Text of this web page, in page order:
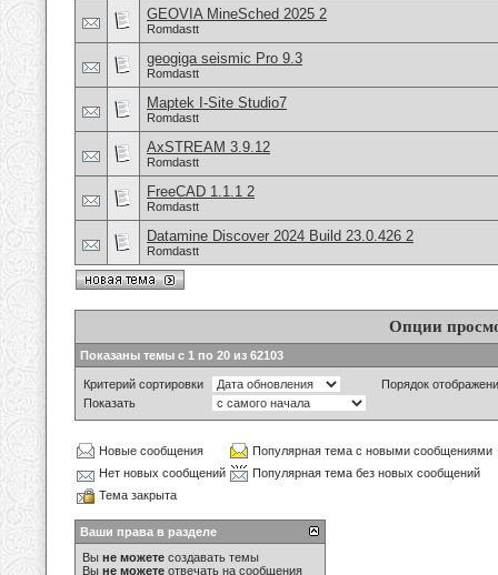
GEOVIA MineSched 2025 2
Romdastt
geogiga seismic Pro 9.3
Romdastt
Maptek I-Site Studio7
Romdastt
AxSTREAM 3.9.12
Romdastt
FreeCAD 1.1.1 2
Romdastt
Datamine Discover 2024 Build 23.0.426 2
Romdastt
Опции
Показаны темы с 1 по 20 из 62103
Критерий сортировки
Порядок
Показать
Новые сообщения
Популярная тема с новыми сообщениями
Нет новых сообщений
Популярная тема без новых сообщений
Тема закрыта
Ваши права в разделе
Вы не можете создавать темы
Вы не можете отвечать на сообщения